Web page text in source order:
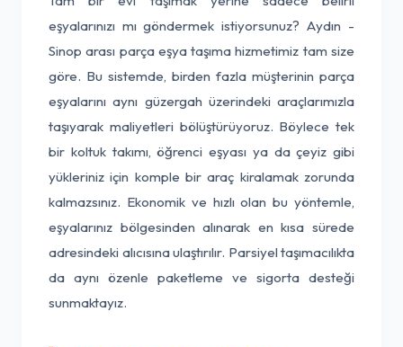
eşyalarınızı mı göndermek istiyorsunuz? Aydın -
Sinop arası parça eşya taşıma hizmetimiz tam size
göre. Bu sistemde, birden fazla müşterinin parça
eşyalarını aynı güzergah üzerindeki araçlarımızla
taşıyarak maliyetleri bölüştürüyoruz. Böylece tek
bir koltuk takımı, öğrenci eşyası ya da çeyiz gibi
yükleriniz için komple bir araç kiralamak zorunda
kalmazsınız. Ekonomik ve hızlı olan bu yöntemle,
eşyalarınız bölgesinden alınarak en kısa sürede
adresindeki alıcısına ulaştırılır. Parsiyel taşımacılıkta
da aynı özenle paketleme ve sigorta desteği
sunmaktayız.